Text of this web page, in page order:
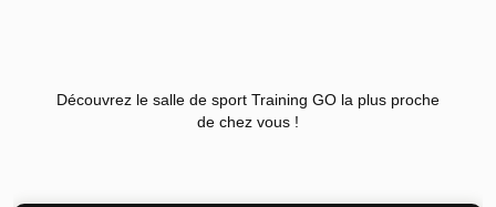
Découvrez le salle de sport Training GO la plus proche
de chez vous !